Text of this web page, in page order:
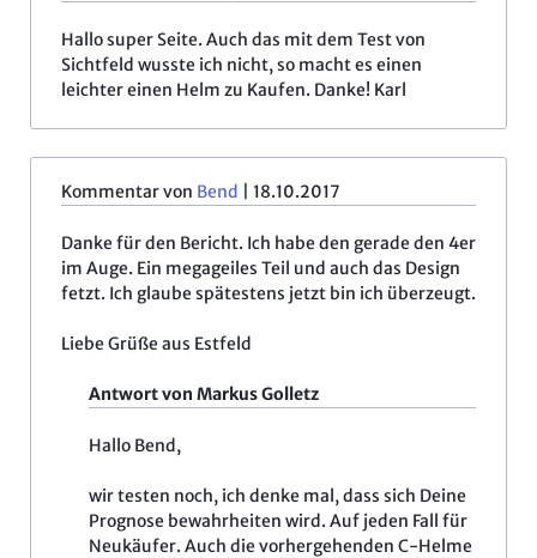
Hallo super Seite. Auch das mit dem Test von
Sichtfeld wusste ich nicht, so macht es einen
leichter einen Helm zu Kaufen. Danke! Karl
Kommentar von Bend 18.10.2017
Danke für den Bericht. Ich habe den gerade den 4er
im Auge. Ein megageiles Teil und auch das Design
fetzt. Ich glaube spätestens jetzt bin ich überzeugt.
Liebe Grüße aus Estfeld
Antwort von Markus Golletz
Hallo Bend,
wir testen noch, ich denke mal, dass sich Deine
Prognose bewahrheiten wird. Auf jeden Fall für
Neukäufer. Auch die vorhergehenden C-Helme